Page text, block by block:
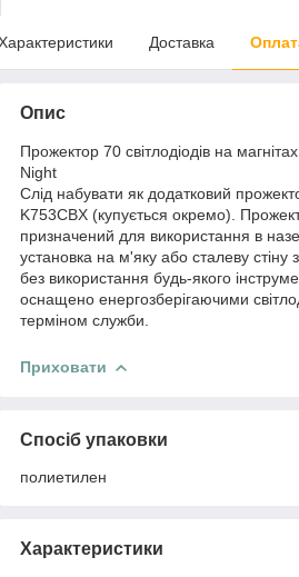
Доставка
Опис
Прожектор 70 світлодіодів на
Night
Слід набувати як додатковий
K753CBX (купується окремо).
призначений для використання в
установка на м'яку або сталеву стіну
без використання будь-якого
оснащено енергозберігаючими
терміном служби.
Приховати
Спосіб упаковки
полиетилен
Характеристики